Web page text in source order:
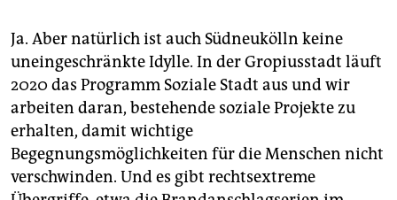
Ja. Aber natürlich ist auch Südneukölln keine
uneingeschränkte Idylle. In der Gropiusstadt läuft
2020 das Programm Soziale Stadt aus und wir
arbeiten daran, bestehende soziale Projekte zu
erhalten, damit wichtige
Begegnungsmöglichkeiten für die Menschen nicht
verschwinden. Und es gibt rechtsextreme